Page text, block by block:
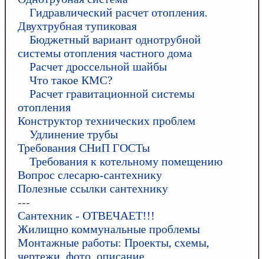
Гидравлический расчет отопления.
Двухтрубная тупиковая
Бюджетный вариант однотрубной
системы отопления частного дома
Расчет дроссельной шайбы
Что такое КМС?
Расчет гравитационной системы
отопления
Конструктор технических проблем
Удлинение трубы
Требования СНиП ГОСТы
Требования к котельному помещению
Вопрос слесарю-сантехнику
Полезные ссылки сантехнику
---
Сантехник - ОТВЕЧАЕТ!!!
Жилищно коммунальные проблемы
Монтажные работы: Проекты, схемы,
чертежи, фото, описание.